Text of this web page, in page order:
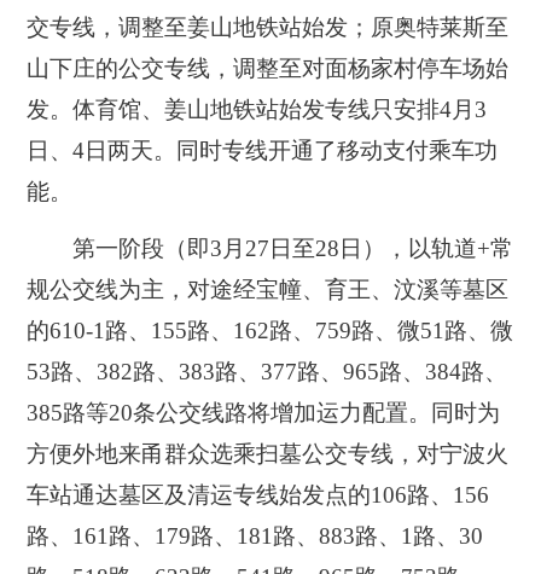
交专线，调整至姜山地铁站始发；原奥特莱斯至
山下庄的公交专线，调整至对面杨家村停车场始
发。体育馆、姜山地铁站始发专线只安排4月3
日、4日两天。同时专线开通了移动支付乘车功
能。
第一阶段（即3月27日至28日），以轨道+常
规公交线为主，对途经宝幢、育王、汶溪等墓区
的610-1路、155路、162路、759路、微51路、微
53路、382路、383路、377路、965路、384路、
385路等20条公交线路将增加运力配置。同时为
方便外地来甬群众选乘扫墓公交专线，对宁波火
车站通达墓区及清运专线始发点的106路、156
路、161路、179路、181路、883路、1路、30